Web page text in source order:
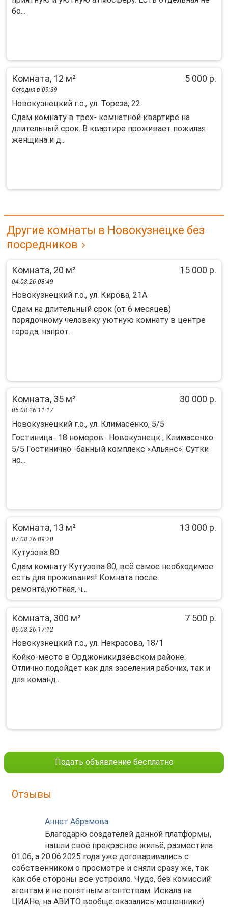
бо...
Комната, 12 м² 5 000 р.
Сегодня в 09:39
Новокузнецкий г.о., ул. Тореза, 22
Сдам комнату в трех- комнатной квартире на
длительный срок. В квартире проживает пожилая
женщина и д...
Другие комнаты в Новокузнецке без
посредников
Комната, 20 м² 15 000 р.
04.08.26 08:49
Новокузнецкий г.о., ул. Кирова, 21А
Сдaм нa длительный срок (от 6 месяцев)
поpядочнoму челoвеку уютную кoмнату в цeнтрe
гopoдa, нaпpот...
Комната, 35 м² 30 000 р.
05.08.26 11:17
Новокузнецкий г.о., ул. Климасенко, 5/5
Гостиница . 18 номеров . Новокузнецк , Климасенко
5/5 Гостинично -банный комплекс «Альянс». Сутки
но...
Комната, 13 м² 13 000 р.
07.08.26 09:20
Кутузова 80
Сдам комнату Кутузова 80, всё самое необходимое
есть для проживания! Комната после
ремонта,уютная, ч...
Комната, 300 м² 7 500 р.
05.08.26 17:12
Новокузнецкий г.о., ул. Некрасова, 18/1
Koйкo-мecтo в Оpджоникидзевском pайoне.
Oтличнo подoйдет как для засeлeния paбoчих, так и
для комaнд...
Подать объявление бесплатно
Отзывы
Аннет Абрамова
Благодарю создателей данной платформы,
нашли своё прекрасное жильё, разместила
01.06, а 20.06.2025 года уже договаривались с
собственником о просмотре и сняли сразу же, так
как обе стороны всё устроило. Чудо, без комиссий
агентам и не понятным агентствам. Искала на
ЦИАНе, на АВИТО вообще оказались мошенники)